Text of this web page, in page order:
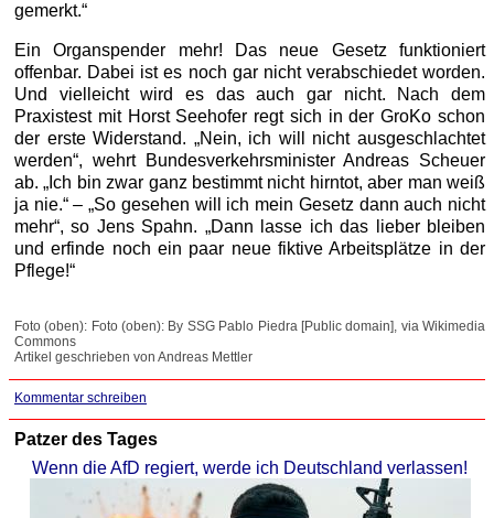
gemerkt.“
Ein Organspender mehr! Das neue Gesetz funktioniert
offenbar. Dabei ist es noch gar nicht verabschiedet worden.
Und vielleicht wird es das auch gar nicht. Nach dem
Praxistest mit Horst Seehofer regt sich in der GroKo schon
der erste Widerstand. „Nein, ich will nicht ausgeschlachtet
werden“, wehrt Bundesverkehrsminister Andreas Scheuer
ab. „Ich bin zwar ganz bestimmt nicht hirntot, aber man weiß
ja nie.“ – „So gesehen will ich mein Gesetz dann auch nicht
mehr“, so Jens Spahn. „Dann lasse ich das lieber bleiben
und erfinde noch ein paar neue fiktive Arbeitsplätze in der
Pflege!“
Foto (oben): Foto (oben): By SSG Pablo Piedra [Public domain], via Wikimedia
Commons
Artikel geschrieben von Andreas Mettler
Kommentar schreiben
Patzer des Tages
Wenn die AfD regiert, werde ich Deutschland verlassen!